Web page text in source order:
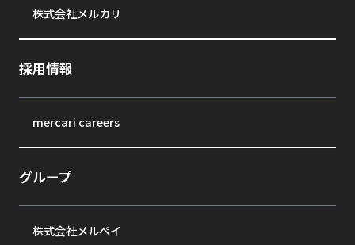
株式会社メルカリ
採用情報
mercari careers
グループ
株式会社メルペイ